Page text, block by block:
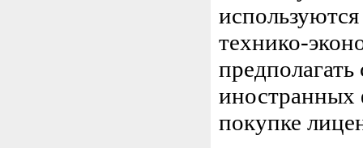
технико-
иностранных
покупке